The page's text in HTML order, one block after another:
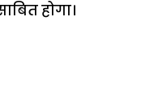
होगा।